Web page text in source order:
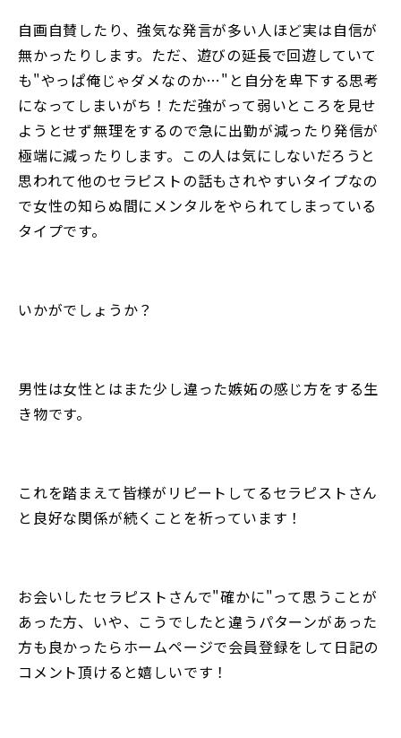
自画自賛したり、強気な発言が多い人ほど実は自信が
無かったりします。ただ、遊びの延長で回遊していて
も"やっぱ俺じゃダメなのか…"と自分を卑下する思考
になってしまいがち！ただ強がって弱いところを見せ
ようとせず無理をするので急に出勤が減ったり発信が
極端に減ったりします。この人は気にしないだろうと
思われて他のセラピストの話もされやすいタイプなの
で女性の知らぬ間にメンタルをやられてしまっている
タイプです。
いかがでしょうか？
男性は女性とはまた少し違った嫉妬の感じ方をする生
き物です。
これを踏まえて皆様がリピートしてるセラピストさん
と良好な関係が続くことを祈っています！
お会いしたセラピストさんで"確かに"って思うことが
あった方、いや、こうでしたと違うパターンがあった
方も良かったらホームページで会員登録をして日記の
コメント頂けると嬉しいです！